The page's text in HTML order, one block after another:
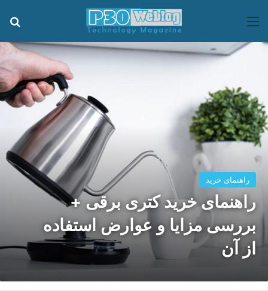
منو
راهنمای خرید
راهنمای خرید کتری برقی +
بررسی مزایا و عوارض استفاده
از آن